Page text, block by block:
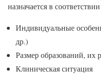
назначается в
Индивидуальные
др.)
Размер образований, их
Клиническая ситуация